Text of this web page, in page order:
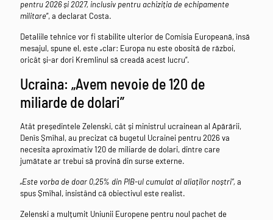
pentru 2026 și 2027, inclusiv pentru achiziția de echipamente
militare”, a declarat Costa.
Detaliile tehnice vor fi stabilite ulterior de Comisia Europeană, însă
mesajul, spune el, este „clar: Europa nu este obosită de război,
oricât și-ar dori Kremlinul să creadă acest lucru”.
Ucraina: „Avem nevoie de 120 de
miliarde de dolari”
Atât președintele Zelenski, cât și ministrul ucrainean al Apărării,
Denîs Șmîhal, au precizat că bugetul Ucrainei pentru 2026 va
necesita aproximativ 120 de miliarde de dolari, dintre care
jumătate ar trebui să provină din surse externe.
„Este vorba de doar 0,25% din PIB-ul cumulat al aliaților noștri”, a
spus Șmîhal, insistând că obiectivul este realist.
Zelenski a mulțumit Uniunii Europene pentru noul pachet de